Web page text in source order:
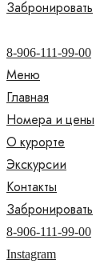
Забронировать
8-906-111-99-00
Меню
Главная
Номера и цены
О курорте
Экскурсии
Контакты
Забронировать
8-906-111-99-00
Instagram